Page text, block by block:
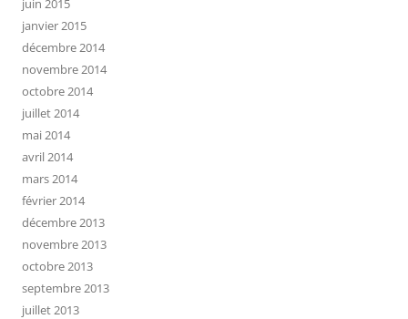
juin 2015
janvier 2015
décembre 2014
novembre 2014
octobre 2014
juillet 2014
mai 2014
avril 2014
mars 2014
février 2014
décembre 2013
novembre 2013
octobre 2013
septembre 2013
juillet 2013